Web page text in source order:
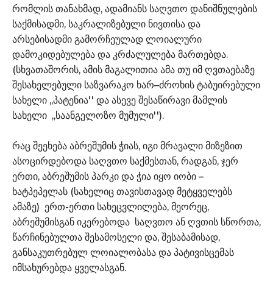
რომლის თანახმად, ადამიანს საღვთო დანიშნულების
საქმისადმი, საკრალიზებული ნივთისა და
არსებისადმი გამორჩეულად ლოიალური
დამოკიდებულება და კრძალულება მართებდა.
(სხვათაშორის, ამის მაგალითია ამა თუ იმ ღვთაებაზე
შესახელებული საზვარაკო ხარ–ძროხის ტაბუირებული
სახელი ,,პატენია'' და ასევე შესაწირავი მამლის
სახელი ,,საანგელოზო მუმული'').
რაც შეეხება აბრეშუმის ჭიას, იგი მრავალი მიზეზით
ასოცირდებოდა საღვთო საქმესთან, რადგან, ჯერ
ერთი, აბრეშუმის პარკი და ჭია იყო იობი –
ხატპეპელას (სახელიც თავისთავად მეტყველებს
ამაზე) ერთ-ერთი სახეცვლილება, მეორეც,
აბრეშუმისგან იკერებოდა საღვთო ან ღვთის სწორთა,
წარჩინებულთა შესამოსელი და, შესაბამისად,
განსაკუთრებულ ლოიალობასა და პატივისცემას
იმსახურებდა ყველასგან.